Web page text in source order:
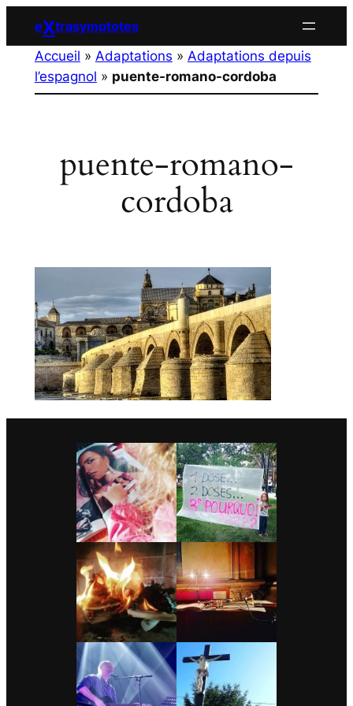
contenu
eXtrasymptotes
Accueil » Adaptations » Adaptations depuis
l’espagnol » puente-romano-cordoba
puente-romano-
cordoba